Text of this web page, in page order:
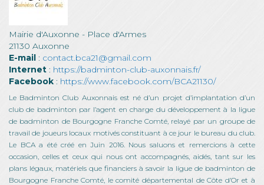
Mairie d'Auxonne - Place d'Armes
21130 Auxonne
E-mail : contact.bca21@gmail.com
Internet : https://badminton-club-auxonnais.fr/
Facebook : https://www.facebook.com/BCA21130/
Le Badminton Club Auxonnais est né d’un projet d’implantation d’un
club de badminton par l’agent en charge du développement à la ligue
de badminton de Bourgogne Franche Comté, relayé par un groupe de
travail de joueurs locaux motivés constituant à ce jour le bureau du club.
Le BCA a été créé en Juin 2016. Nous saluons et remercions à cette
occasion, celles et ceux qui nous ont accompagnés, aidés, tant sur les
plans légaux, matériels que financiers à savoir la ligue de badminton de
Bourgogne Franche Comté, le comité départemental de Côte d’Or et à